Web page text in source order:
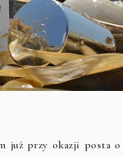
już przy okazji posta